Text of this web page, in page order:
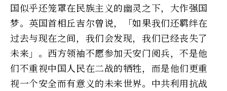
国似乎还笼罩在民族主义的幽灵之下，大作强国
梦。英国首相丘吉尔曾说，「如果我们还羁绊在
过去与现在之间，我们会发现，我们已经丧失了
未来」。西方领袖不愿参加天安门阅兵，不是他
们不重视中国人民在二战的牺牲，而是他们更重
视一个安全而有意义的未来世界。中共利用抗战